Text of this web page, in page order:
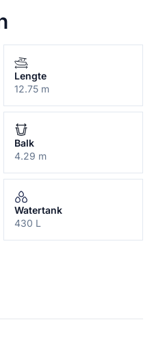
Lengte
12.75 m
Balk
4.29 m
Watertank
430 L